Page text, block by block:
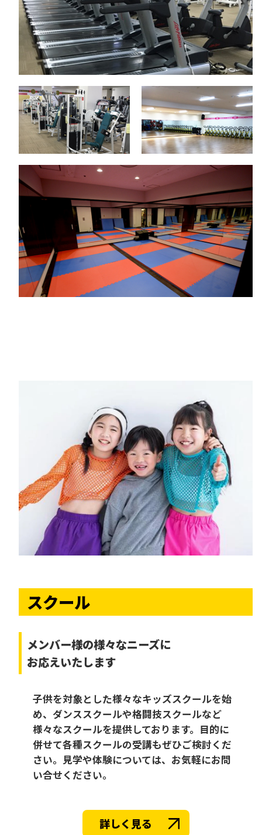
スクール
メンバー様の様々なニーズに
お応えいたします
子供を対象とした様々なキッズスクールを始
め、ダンススクールや格闘技スクールなど
様々なスクールを提供しております。目的に
併せて各種スクールの受講もぜひご検討くだ
さい。見学や体験については、お気軽にお問
い合せください。
詳しく見る